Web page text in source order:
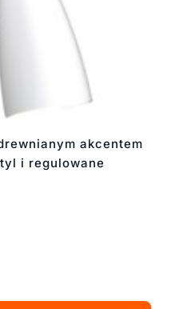
Jako polski sklep
gwarantujemy wysoką
jakość wykonania i
dbałość o detale.
Większość kinkietów
jest dostępna od ręki,
zamówień
spersonalizowanych
akcentem
i regulowane